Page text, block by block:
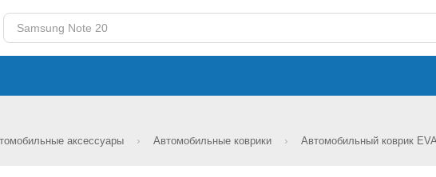
аксессуары Автомобильные коврики Автомобильный коврик